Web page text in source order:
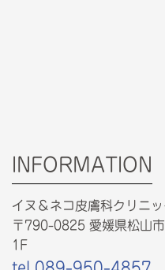
INFORMATION
イヌ＆ネコ皮膚科クリニッ
〒790-0825 愛媛県松山
1F